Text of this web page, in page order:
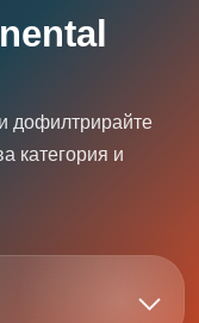
дофилтрирайте
категория и